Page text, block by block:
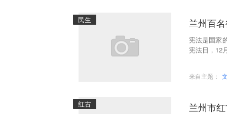
民生 兰州百
宪法是国家
宪法日，12
来自主题：
红古 兰州市